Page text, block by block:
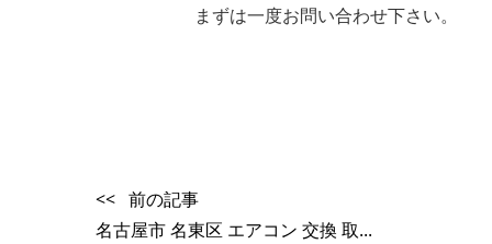
まずは一度お問い合わせ下さい。
<< 前の記事
名古屋市 名東区 エアコン 交換 取...